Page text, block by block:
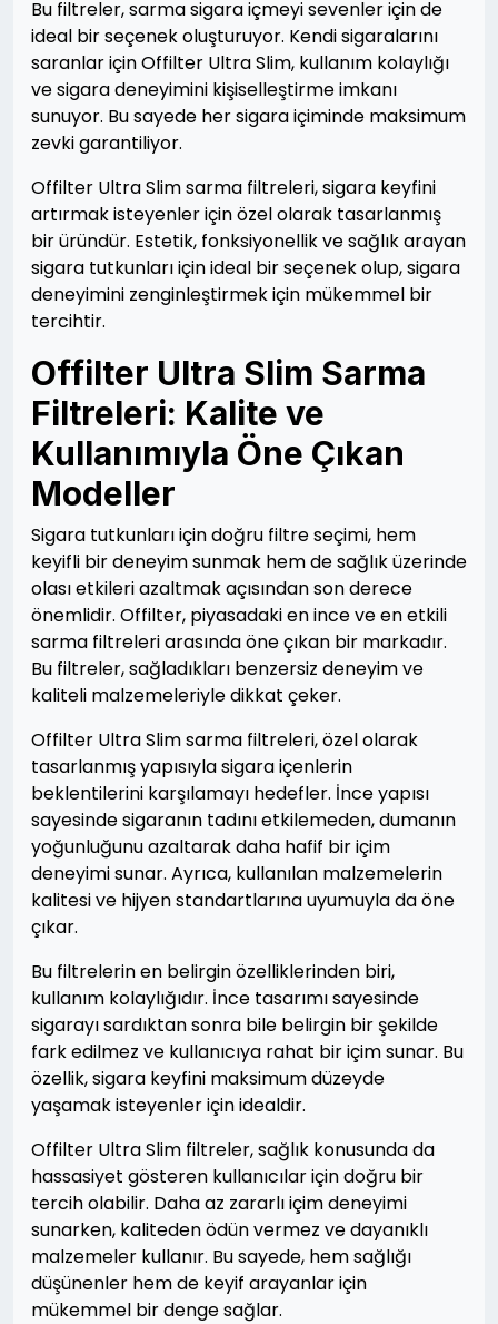
Bu filtreler, sarma sigara içmeyi sevenler için de
ideal bir seçenek oluşturuyor. Kendi sigaralarını
saranlar için Offilter Ultra Slim, kullanım kolaylığı
ve sigara deneyimini kişiselleştirme imkanı
sunuyor. Bu sayede her sigara içiminde maksimum
zevki garantiliyor.
Offilter Ultra Slim sarma filtreleri, sigara keyfini
artırmak isteyenler için özel olarak tasarlanmış
bir üründür. Estetik, fonksiyonellik ve sağlık arayan
sigara tutkunları için ideal bir seçenek olup, sigara
deneyimini zenginleştirmek için mükemmel bir
tercihtir.
Offilter Ultra Slim Sarma
Filtreleri: Kalite ve
Kullanımıyla Öne Çıkan
Modeller
Sigara tutkunları için doğru filtre seçimi, hem
keyifli bir deneyim sunmak hem de sağlık üzerinde
olası etkileri azaltmak açısından son derece
önemlidir. Offilter, piyasadaki en ince ve en etkili
sarma filtreleri arasında öne çıkan bir markadır.
Bu filtreler, sağladıkları benzersiz deneyim ve
kaliteli malzemeleriyle dikkat çeker.
Offilter Ultra Slim sarma filtreleri, özel olarak
tasarlanmış yapısıyla sigara içenlerin
beklentilerini karşılamayı hedefler. İnce yapısı
sayesinde sigaranın tadını etkilemeden, dumanın
yoğunluğunu azaltarak daha hafif bir içim
deneyimi sunar. Ayrıca, kullanılan malzemelerin
kalitesi ve hijyen standartlarına uyumuyla da öne
çıkar.
Bu filtrelerin en belirgin özelliklerinden biri,
kullanım kolaylığıdır. İnce tasarımı sayesinde
sigarayı sardıktan sonra bile belirgin bir şekilde
fark edilmez ve kullanıcıya rahat bir içim sunar. Bu
özellik, sigara keyfini maksimum düzeyde
yaşamak isteyenler için idealdir.
Offilter Ultra Slim filtreler, sağlık konusunda da
hassasiyet gösteren kullanıcılar için doğru bir
tercih olabilir. Daha az zararlı içim deneyimi
sunarken, kaliteden ödün vermez ve dayanıklı
malzemeler kullanır. Bu sayede, hem sağlığı
düşünenler hem de keyif arayanlar için
mükemmel bir denge sağlar.